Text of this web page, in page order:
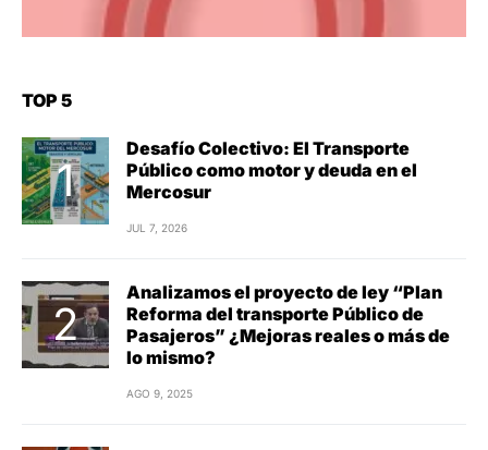
TOP 5
Desafío Colectivo: El Transporte
Público como motor y deuda en el
Mercosur
JUL 7, 2026
Analizamos el proyecto de ley “Plan
Reforma del transporte Público de
Pasajeros” ¿Mejoras reales o más de
lo mismo?
AGO 9, 2025